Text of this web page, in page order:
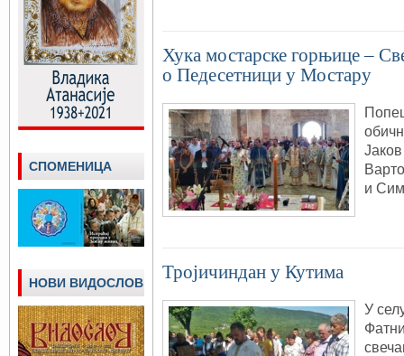
Хука мостарске горњице –
о Педесетници у Мостару
и
Тројичиндан у Кутима
У
СПОМЕНИЦА
НОВИ ВИДОСЛОВ